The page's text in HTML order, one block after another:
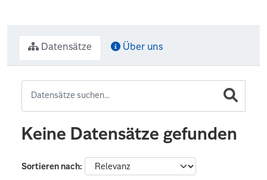
Datensätze Über uns
Keine Datensätze gefunden
Sortieren nach